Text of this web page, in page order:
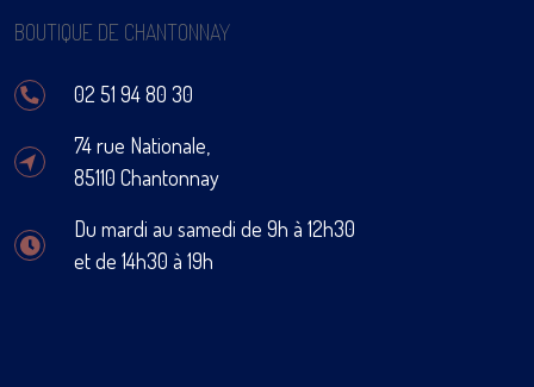
BOUTIQUE DE CHANTONNAY
02 51 94 80 30
74 rue Nationale,
85110 Chantonnay
Du mardi au samedi de 9h à 12h30
et de 14h30 à 19h